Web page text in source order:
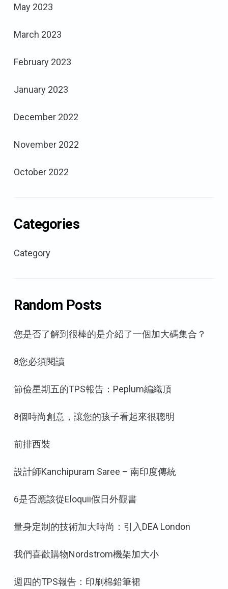
May 2023
March 2023
February 2023
January 2023
December 2022
November 2022
October 2022
Categories
Category
Random Posts
您是否了解到很棒的是介紹了一個加大碼集合？
8您必須閱讀
節儉星期五的TPS報告：Peplum編織頂
8個時尚創意，讓您的孩子看起來很聰明
前排西裝
設計師Kanchipuram Saree – 南印度傳統
6是否應該從Eloquii假日外觀書
量身定制的技術加大時尚：引入DEA London
我們喜歡購物Nordstrom機架加大小
週四的TPS報告：印刷棉鉛筆裙